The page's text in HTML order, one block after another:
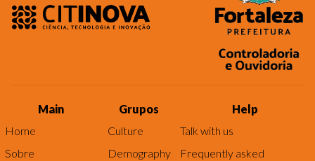
Main
Home
Sobre
Grupos
Culture
Demography
Help
Talk with us
Frequently asked